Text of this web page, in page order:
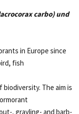
carbo) und
in Europe since
fish
The aim is
, grayling- and barb-